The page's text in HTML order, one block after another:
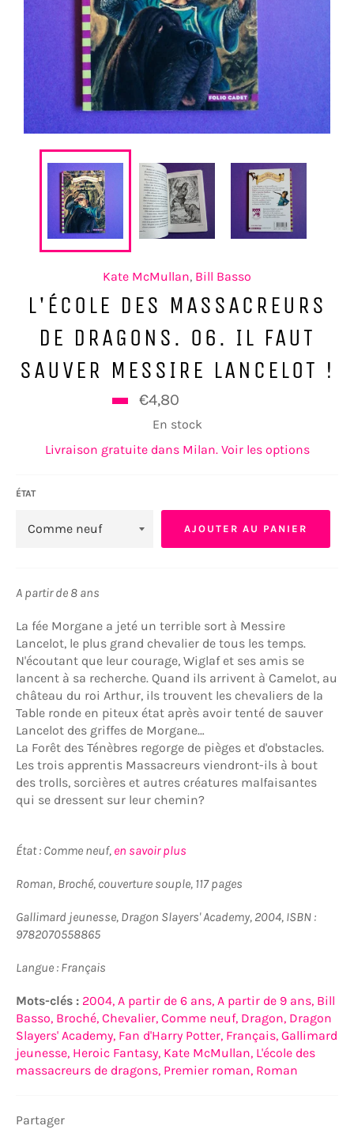
Kate McMullan, Bill Basso
L'ÉCOLE DES MASSACREURS
DE DRAGONS. 06. IL FAUT
SAUVER MESSIRE LANCELOT !
€4,80
En stock
Livraison gratuite dans Milan. Voir les options
ÉTAT
AJOUTER AU PANIER
A partir de 8 ans
La fée Morgane a jeté un terrible sort à Messire
Lancelot, le plus grand chevalier de tous les temps.
N'écoutant que leur courage, Wiglaf et ses amis se
lancent à sa recherche. Quand ils arrivent à Camelot, au
château du roi Arthur, ils trouvent les chevaliers de la
Table ronde en piteux état après avoir tenté de sauver
Lancelot des griffes de Morgane…
La Forêt des Ténèbres regorge de pièges et d'obstacles.
Les trois apprentis Massacreurs viendront-ils à bout
des trolls, sorcières et autres créatures malfaisantes
qui se dressent sur leur chemin?
État : Comme neuf, en savoir plus
Roman, Broché, couverture souple, 117 pages
Gallimard jeunesse, Dragon Slayers' Academy, 2004, ISBN :
9782070558865
Langue : Français
Mots-clés : 2004, A partir de 6 ans, A partir de 9 ans, Bill
Basso, Broché, Chevalier, Comme neuf, Dragon, Dragon
Slayers' Academy, Fan d'Harry Potter, Français, Gallimard
jeunesse, Heroic Fantasy, Kate McMullan, L'école des
massacreurs de dragons, Premier roman, Roman
Partager